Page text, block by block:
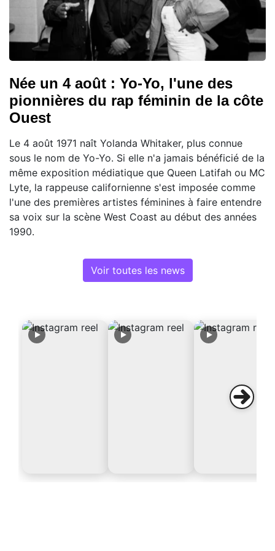
Née un 4 août : Yo-Yo, l'une des
pionnières du rap féminin de la côte
Ouest
Le 4 août 1971 naît Yolanda Whitaker, plus connue
sous le nom de Yo-Yo. Si elle n'a jamais bénéficié de la
même exposition médiatique que Queen Latifah ou MC
Lyte, la rappeuse californienne s'est imposée comme
l'une des premières artistes féminines à faire entendre
sa voix sur la scène West Coast au début des années
1990.
Voir toutes les news